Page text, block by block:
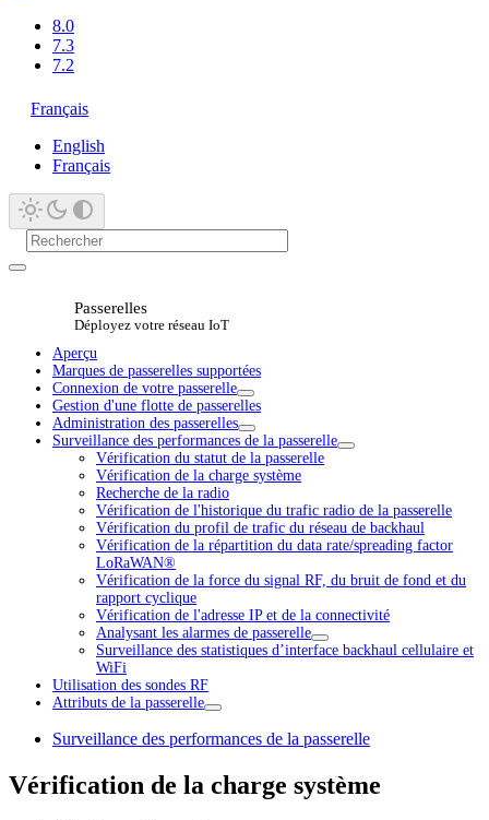
8.0
7.3
7.2
Français
English
Français
Passerelles
Déployez votre réseau IoT
Aperçu
Marques de passerelles supportées
Connexion de votre passerelle
Gestion d'une flotte de passerelles
Administration des passerelles
Surveillance des performances de la passerelle
Vérification du statut de la passerelle
Vérification de la charge système
Recherche de la radio
Vérification de l'historique du trafic radio de la passerelle
Vérification du profil de trafic du réseau de backhaul
Vérification de la répartition du data rate/spreading factor
LoRaWAN®
Vérification de la force du signal RF, du bruit de fond et du
rapport cyclique
Vérification de l'adresse IP et de la connectivité
Analysant les alarmes de passerelle
Surveillance des statistiques d’interface backhaul cellulaire et
WiFi
Utilisation des sondes RF
Attributs de la passerelle
Surveillance des performances de la passerelle
Vérification de la charge système